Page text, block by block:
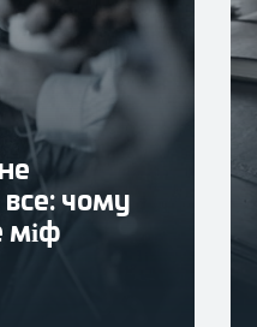
все: чому
міф